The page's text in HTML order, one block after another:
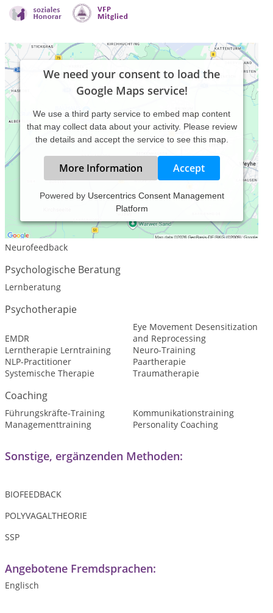
We need your consent to load the
Google Maps service!
We use a third party service to embed map content
that may collect data about your activity. Please review
the details and accept the service to see this map.
More Information Accept
Powered by Usercentrics Consent Management
Platform
Traditionelle und komplementäre Medizin, Heilkunde
Neurofeedback
Psychologische Beratung
Lernberatung
Psychotherapie
EMDR
Eye Movement Desensitization
and Reprocessing
Lerntherapie Lerntraining
Neuro-Training
NLP-Practitioner
Paartherapie
Systemische Therapie
Traumatherapie
Coaching
Führungskräfte-Training
Kommunikationstraining
Managementtraining
Personality Coaching
Sonstige, ergänzenden Methoden:
BIOFEEDBACK
POLYVAGALTHEORIE
SSP
Angebotene Fremdsprachen:
Englisch